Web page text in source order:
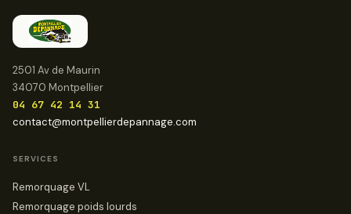
2501 Av de Maurin
34070 Montpellier
04 67 42 14 31
contact@montpellierdepannage.com
SERVICES
Remorquage VL
Remorquage poids lourds